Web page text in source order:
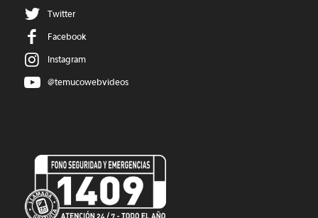
Twitter
Facebook
Instagram
@temucowebvideos